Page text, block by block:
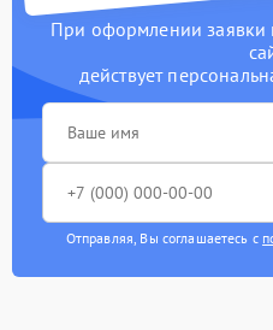
При оформлении заявки
действует
Отправляя, Вы соглашаетесь с